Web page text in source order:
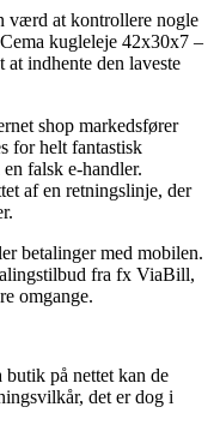
værd at kontrollere nogle
kugleleje 42x30x7 –
indhente den laveste
shop markedsfører
for helt fantastisk
falsk e-handler.
af en retningslinje, der
betalinger med mobilen.
fra fx ViaBill,
omgange.
butik på nettet kan de
det er dog i